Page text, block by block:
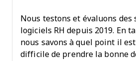
Nous testons et évaluons des
logiciels RH depuis 2019. En
nous savons à quel point il
difficile de prendre la bonne